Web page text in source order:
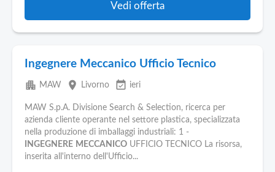
Aziende
Vedi offerta
Ingegnere Meccanico Ufficio Tecnico
apartment MAW place Livorno event_available ieri
MAW S.p.A. Divisione Search & Selection, ricerca per
azienda cliente operante nel settore plastica, specializzata
nella produzione di imballaggi industriali: 1 -
INGEGNERE MECCANICO UFFICIO TECNICO La risorsa,
inserita all'interno dell'Ufficio...